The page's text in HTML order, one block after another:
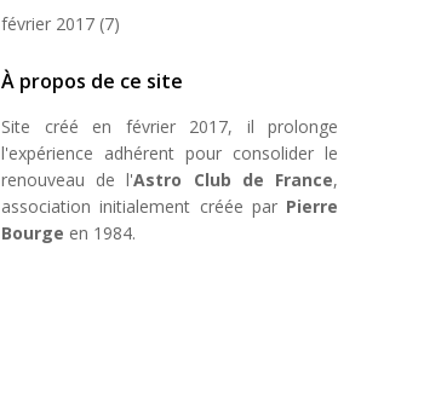
février 2017 (7)
À propos de ce site
Site créé en février 2017, il prolonge
l'expérience adhérent pour consolider le
renouveau de l'Astro Club de France,
association initialement créée par Pierre
Bourge en 1984.